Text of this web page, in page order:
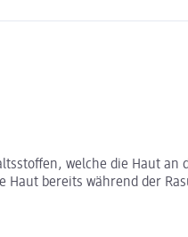
welche die Haut an
bereits während der